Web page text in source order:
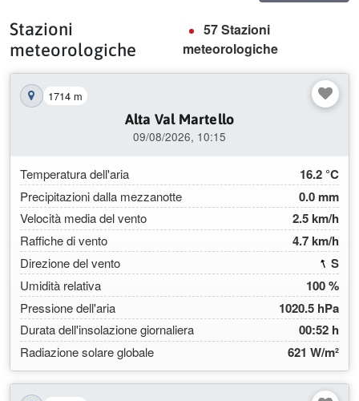
Stazioni
meteorologiche
57 Stazioni
meteorologiche
Mostra la stazione sulla mappa
1714 m
Alta Val Martello
09/08/2026, 10:15
Temperatura dell'aria 16.2 °C
Precipitazioni dalla mezzanotte 0.0 mm
Velocità media del vento 2.5 km/h
Raffiche di vento 4.7 km/h
Direzione del vento S
Umidità relativa
100 %
Pressione dell'aria 1020.5 hPa
Durata dell'insolazione giornaliera 00:52 h
Radiazione solare globale 621 W/m²